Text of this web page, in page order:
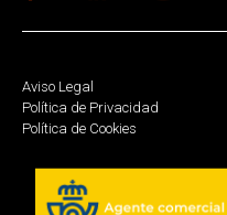
Aviso Legal
Política de Privacidad
Política de Cookies